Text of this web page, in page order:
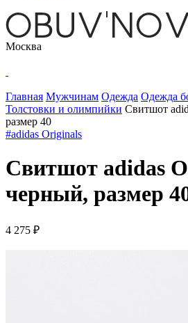
Москва
Главная Мужчинам Одежда Одежда
Толстовки и олимпийки Свитшот
размер 40
#adidas Originals
Свитшот adidas
черный, размер
4 275 ₽